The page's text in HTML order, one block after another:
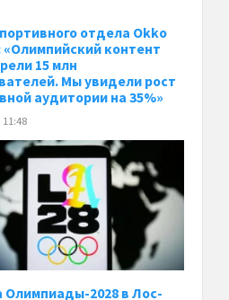
отдела Okko
контент
15 млн
Мы увидели рост
аудитории на 35%»
11:48
Олимпиады-2028 в Лос-